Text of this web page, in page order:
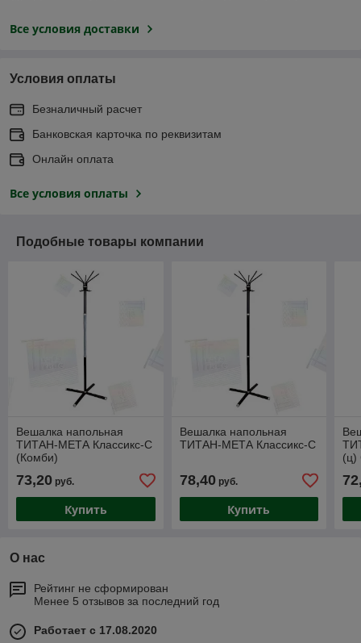
Все условия доставки
Условия оплаты
Безналичный расчет
Банковская карточка по реквизитам
Онлайн оплата
Все условия оплаты
Подобные товары компании
Вешалка напольная
ТИТАН-МЕТА Классикс-С
(Комби)
73,20 руб.
Купить
Вешалка напольная
ТИТАН-МЕТА Классикс-С
78,40руб.
Купить
(ц)
О нас
Рейтинг не сформирован
Менее 5 отзывов за последний год
Работает с 17.08.2020